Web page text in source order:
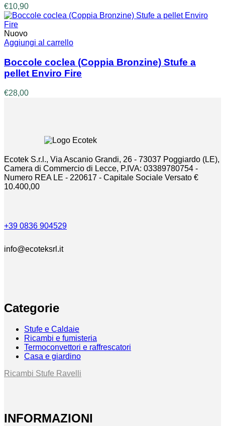
€10,90
Nuovo
Aggiungi al carrello
Boccole coclea (Coppia Bronzine) Stufe a
pellet Enviro Fire
€28,00
Ecotek S.r.l., Via Ascanio Grandi, 26 - 73037 Poggiardo (LE),
Camera di Commercio di Lecce, P.IVA: 03389780754 -
Numero REA LE - 220617 - Capitale Sociale Versato €
10.400,00
+39 0836 904529
info@ecoteksrl.it
Categorie
Stufe e Caldaie
Ricambi e fumisteria
Termoconvettori e raffrescatori
Casa e giardino
Ricambi Stufe Ravelli
INFORMAZIONI